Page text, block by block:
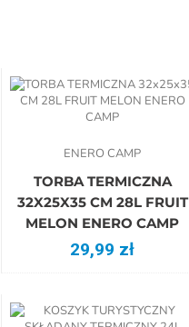
ENERO CAMP
TORBA TERMICZNA
32X25X35 CM 28L FRUIT
MELON ENERO CAMP
29,99 zł